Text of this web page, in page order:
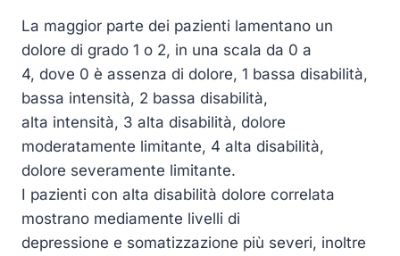
La maggior parte dei pazienti lamentano un
dolore di grado 1 o 2, in una scala da 0 a
4, dove 0 è assenza di dolore, 1 bassa disabilità,
bassa intensità, 2 bassa disabilità,
alta intensità, 3 alta disabilità, dolore
moderatamente limitante, 4 alta disabilità,
dolore severamente limitante.
I pazienti con alta disabilità dolore correlata
mostrano mediamente livelli di
depressione e somatizzazione più severi, inoltre